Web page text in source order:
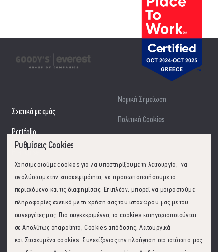
Σχετικά με εμάς
Portfolio
Εταιρική Υπευθυνότητα
Επικοινωνία
Νομική Σημείωση
Πολιτική Cookies
Follow us on:
Ρυθμίσεις Cookies
Χρησιμοοιούμε cookies για να υποστηρίξουμε τη λειτουργία, να
αναλύσουμε την επισκεψιμότητα, να προσωποποιήσουμε το
περιεχόμενο και τις διαφημίσεις. Επιπλέον, μπορεί να μοιραστούμε
πληροφορίες σχετικά με τη χρήση σας του ιστοχώρου μας με του
συνεργάτες μας. Πιο συγκεκριμέννα, τα cookies κατηγοριοποιούνται
σε Απολύτως απαραίτητα, Cookies απόδοσης, Λειτουργικά
και Στοχευμένα cookies. Συνεχίζοντας την πλοήγηση στο ιστότοπο μας